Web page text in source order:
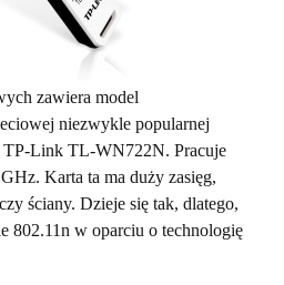
zawiera model
niezwykle popularnej
TP-Link TL-WN722N. Pracuje
Karta ta ma duży zasięg,
ściany. Dzieje się tak, dlatego,
802.11n w oparciu o technologię